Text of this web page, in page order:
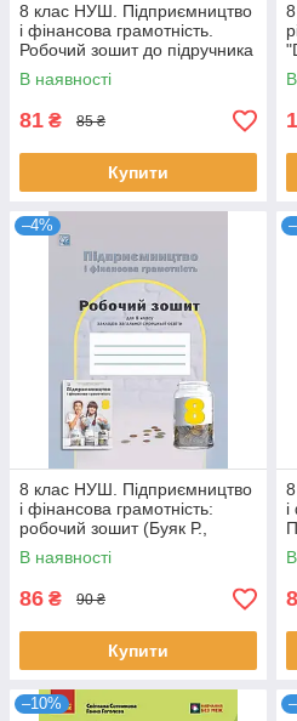
8 клас НУШ. Підприємництво
і фінансова грамотність.
Робочий зошит до підручника
О. Пластуна, С. Панченка, В.
В наявності
81 ₴ 85 ₴
Купити
–4%
8 клас НУШ. Підприємництво
і фінансова грамотність:
робочий зошит (Буяк Р.,
Гургула Т., Куждеба Б.,
Сливка Є., Сухінська В.),
В наявності
86 ₴ 90 ₴
Купити
–10%